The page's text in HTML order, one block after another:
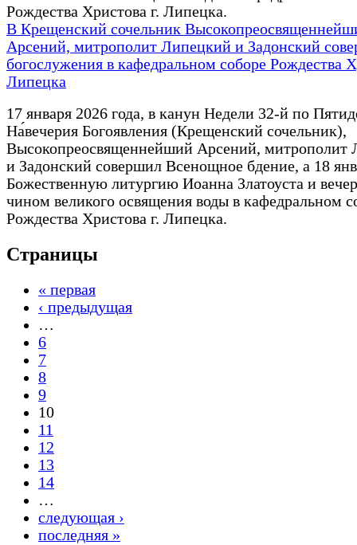
Рождества Христова г. Липецка.
В Крещенский сочельник
Арсений, митрополит Липецкий и Задонский
богослужения в кафедральном соборе Рождества
Липецка
17 января 2026 года, в канун Недели 32-й по
На́вечерия Богоявления (Крещенский сочельник),
Высокопреосвященнейший Арсений, митрополит
и Задонский совершил Всенощное бдение, а 18
Божественную литургию Иоанна Златоуста и
чином великого освящения воды в кафедральном
Рождества Христова г. Липецка.
Страницы
« первая
‹ предыдущая
…
6
7
8
9
10
11
12
13
14
…
следующая ›
последняя »